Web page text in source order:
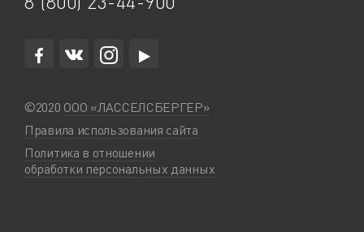
©2020 ООО «ЛАССЕЛСБЕРГЕР»
Правила использования сайта
Политика в отношении
обработки персональных данных